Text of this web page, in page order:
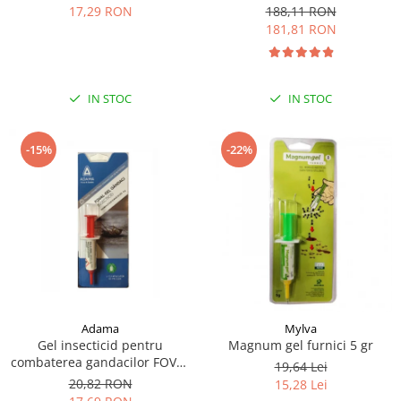
17,29 RON
IN STOC
188,11 RON
181,81 RON
IN STOC
-15%
Adama
Gel insecticid pentru
combaterea gandacilor FOVAL
5G
20,82 RON
-22%
Mylva
Magnum gel furnici 5 gr
19,64 Lei
15,28 Lei